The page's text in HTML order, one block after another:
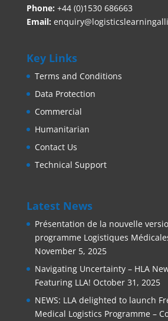
Phone: +44 (0)1530 686663‬
Email:
Key Links
Terms and Conditions
Data Protection
Commercial
Humanitarian
Contact Us
Technical Support
Latest News
Présentation de la nouvelle
programme Logistiques
November 5, 2025
Navigating Uncertainty – HLA
Featuring LLA! October 31, 2025
NEWS: LLA delighted to launch
Medical Logistics Programme –